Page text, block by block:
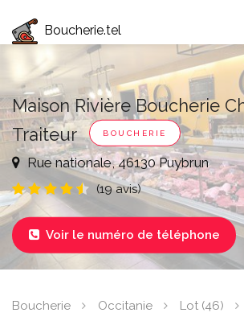
Boucherie.tel
Maison Rivière Boucherie
Traiteur
BOUCHERIE
Rue nationale, 46130 Puybrun
(19 avis)
 Voir le numéro de téléphone
Boucherie Occitanie Lot (46)